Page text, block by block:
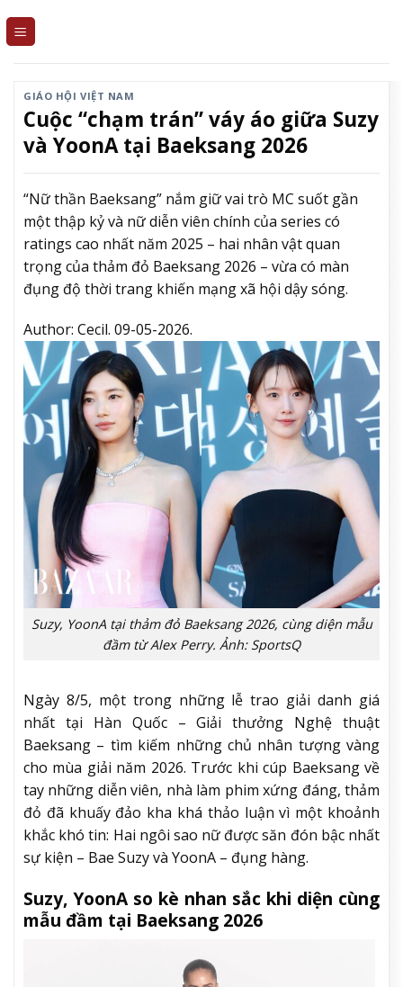
GIÁO HỘI VIỆT NAM
Cuộc “chạm trán” váy áo giữa Suzy
và YoonA tại Baeksang 2026
“Nữ thần Baeksang” nắm giữ vai trò MC suốt gần
một thập kỷ và nữ diễn viên chính của series có
ratings cao nhất năm 2025 – hai nhân vật quan
trọng của thảm đỏ Baeksang 2026 – vừa có màn
đụng độ thời trang khiến mạng xã hội dậy sóng.
Author: Cecil. 09-05-2026.
Suzy, YoonA tại thảm đỏ Baeksang 2026, cùng diện mẫu
đầm từ Alex Perry. Ảnh: SportsQ
Ngày 8/5, một trong những lễ trao giải danh giá
nhất tại Hàn Quốc – Giải thưởng Nghệ thuật
Baeksang – tìm kiếm những chủ nhân tượng vàng
cho mùa giải năm 2026. Trước khi cúp Baeksang về
tay những diễn viên, nhà làm phim xứng đáng, thảm
đỏ đã khuấy đảo kha khá thảo luận vì một khoảnh
khắc khó tin: Hai ngôi sao nữ được săn đón bậc nhất
sự kiện – Bae Suzy và YoonA – đụng hàng.
Suzy, YoonA so kè nhan sắc khi diện cùng
mẫu đầm tại Baeksang 2026